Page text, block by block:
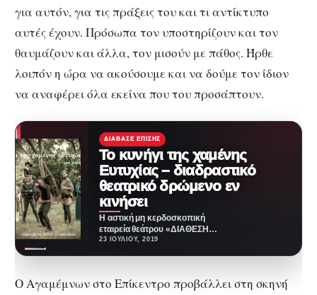
για αυτόν, για τις πράξεις του και τι αντίκτυπο
αυτές έχουν. Πρόσωπα τον υποστηρίζουν και τον
θαυμάζουν και άλλα, τον μισούν με πάθος. Ήρθε
λοιπόν η ώρα να ακούσουμε και να δούμε τον ίδιον
να αναφέρει όλα εκείνα που του προσάπτουν.
ΔΙΆΒΑΣΕ ΕΠΊΣΗΣ
Το κυνήγι της χαμένης
Ευτυχίας – διαδραστικό
θεατρικό δρώμενο εν
κινήσει
Η αστική μη κερδοσκοπική
εταιρεία θεάτρου «ΔΙΑΘΕΣΗ
ΤΕΧΝΗΣ» και η «VC»,
23 ΙΟΥΛΊΟΥ, 2019
Ο Αγαμέμνων στο Επίκεντρο προβάλλει στη σκηνή